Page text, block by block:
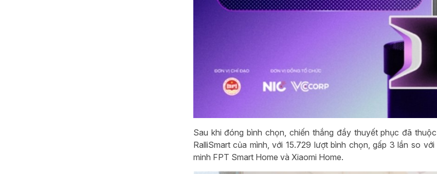
Sau khi đóng bình chọn, chiến thắng đầy thuyết phục đã
RalliSmart của mình, với 15.729 lượt bình chọn, gấp 3 lần so
minh FPT Smart Home và Xiaomi Home.